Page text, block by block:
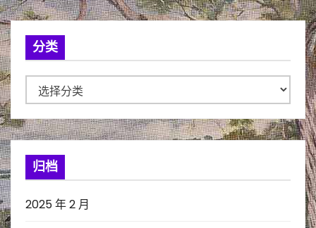
分类
类
归档
2025 年 2 月